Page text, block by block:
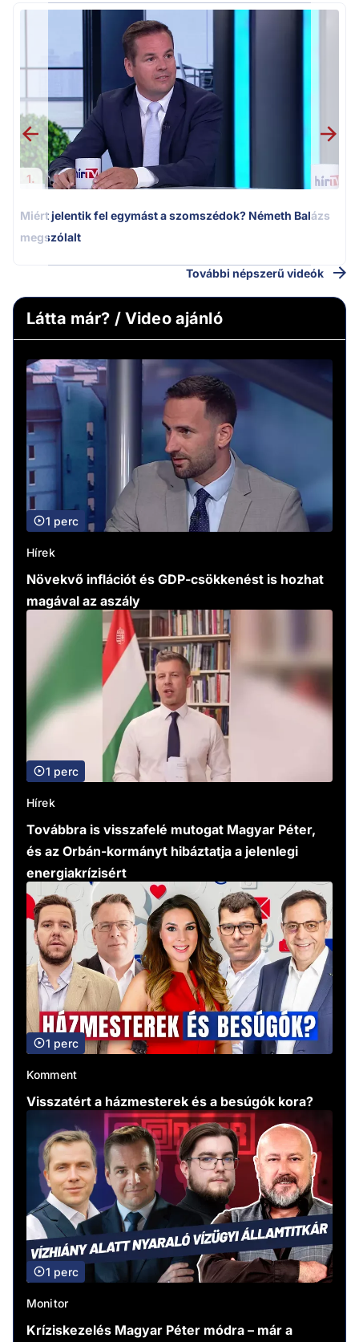
1.
Miért jelentik fel egymást a szomszédok? Németh Balázs
megszólalt
További népszerű videók
Látta már? / Video ajánló
1 perc
Hírek
Növekvő inflációt és GDP-csökkenést is hozhat
magával az aszály
1 perc
Hírek
Továbbra is visszafelé mutogat Magyar Péter,
és az Orbán-kormányt hibáztatja a jelenlegi
energiakrízisért
1 perc
Komment
Visszatért a házmesterek és a besúgók kora?
1 perc
Monitor
Kríziskezelés Magyar Péter módra – már a